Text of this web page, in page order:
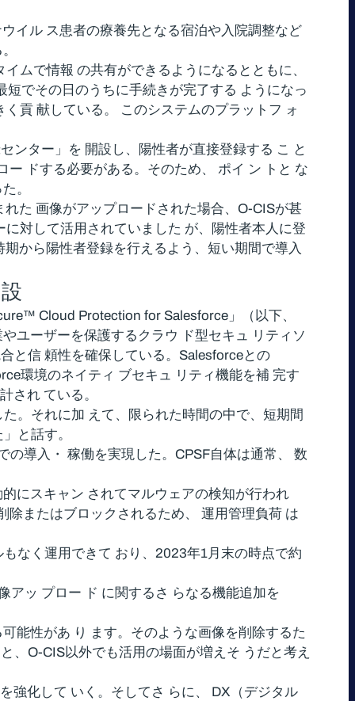
イル ス患者の療養先となる宿泊や入院調整など
ムで情報 の共有ができるようになるとともに、
でその日のうちに手続きが完了する ようになっ
貢 献している。 このシステムのプラットフ ォ
ンター」を 開設し、陽性者が直接登録する こ と
ドする必要がある。そのため、 ポイ ン トと な
。
た 画像がアップロードされた場合、O-CISが甚
対して活用されていました が、陽性者本人に登
から陽性者登録を行えるよう、短い期間で導入
Cloud Protection for Salesforce」（以下、
ユーザーを保護するクラウ ド型セキュ リティソ
と信 頼性を確保している。Salesforceとの
環境のネイティ ブセキュ リティ機能を補 完す
され ている。
。それに加 えて、限られた時間の中で、短期間
と話す。
導入・ 稼働を実現した。CPSF自体は通常、 数
にスキャン されてマルウェアの検知が行われ
除またはブロックされるため、 運用管理負荷 は
なく運用できて おり、2023年1月末の時点で約
アッ プロー ド に関するさ らなる機能追加を
能性があ り ます。そのような画像を削除するた
、O-CIS以外でも活用の場面が増えそ うだと考え
強化して いく。そしてさ らに、 DX（デジタル